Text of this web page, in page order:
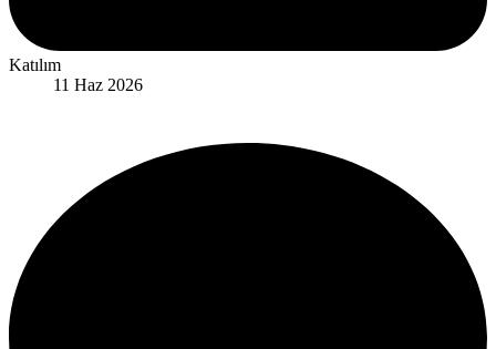
Katılım
11 Haz 2026